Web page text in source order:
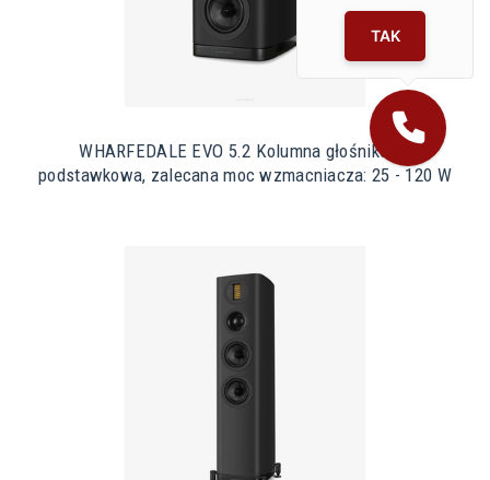
WHARFEDALE EVO 5.2 Kolumna głośnikowa
podstawkowa, zalecana moc wzmacniacza: 25 - 120 W
TAK